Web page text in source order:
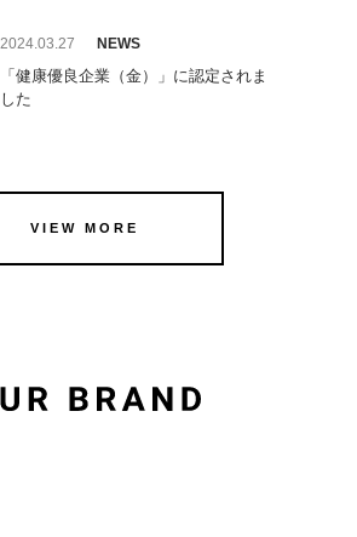
2024.03.27 NEWS
「健康優良企業（金）」に認定されま
した
VIEW MORE